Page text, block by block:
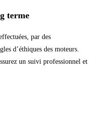
terme
par des
d’éthiques des moteurs.
un suivi professionnel et